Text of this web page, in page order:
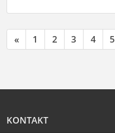
« 1 2 3 4 5
KONTAKT